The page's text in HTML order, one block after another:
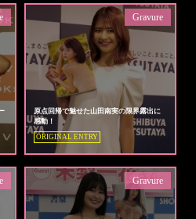
原点回帰で魅せた山田南実の限界露出に
感動！
ORIGINAL ENTRY
Gravure
Gravure